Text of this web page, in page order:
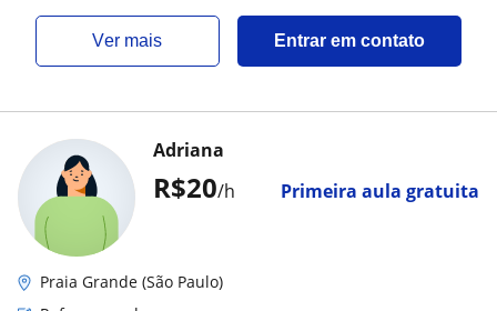
ver mais Entrar em contato
R$20/h Primeira aula gratuita
Adriana
Praia Grande (São Paulo)